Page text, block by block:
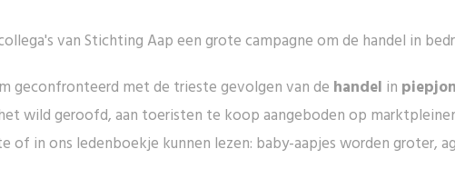
van Stichting Aap een grote campagne om de handel in
geconfronteerd met de trieste gevolgen van de handel in
wild geroofd, aan toeristen te koop aangeboden op
of in ons ledenboekje kunnen lezen: baby-aapjes worden groter,